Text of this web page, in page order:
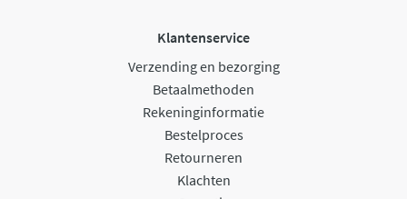
Klantenservice
Verzending en bezorging
Betaalmethoden
Rekeninginformatie
Bestelproces
Retourneren
Klachten